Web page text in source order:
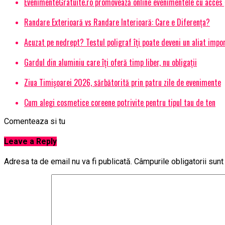
Randare Exterioară vs Randare Interioară: Care e Diferența?
Acuzat pe nedrept? Testul poligraf îţi poate deveni un aliat
Gardul din aluminiu care îți oferă timp liber, nu obligații
Ziua Timișoarei 2026, sărbătorită prin patru zile de evenimente
Cum alegi cosmetice coreene potrivite pentru tipul tau de ten
Comenteaza si tu
Leave a Reply
Adresa ta de email nu va fi publicată. Câmpurile obligatorii